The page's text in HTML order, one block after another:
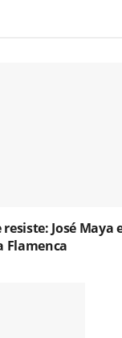
José Maya
Flamenca